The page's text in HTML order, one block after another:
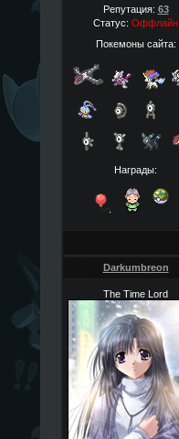
Репутация: 63
Статус: Оффлайн
Покемоны сайта:
Награды:
Darkumbreon
The Time Lord